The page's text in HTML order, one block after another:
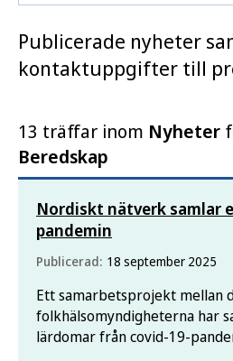
Publicerade nyheter
kontaktuppgifter till
13 träffar inom Nyheter
Beredskap
Nordiskt nätverk samlar
pandemin
Publicerad: 18 september 2025
Ett samarbetsprojekt mellan
folkhälsomyndigheterna har
lärdomar från covid-19-